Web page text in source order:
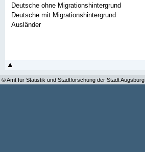
Deutsche ohne Migrationshintergrund
Deutsche mit Migrationshintergrund
Ausländer
© Amt für Statistik und Stadtforschung der Stadt Augsburg